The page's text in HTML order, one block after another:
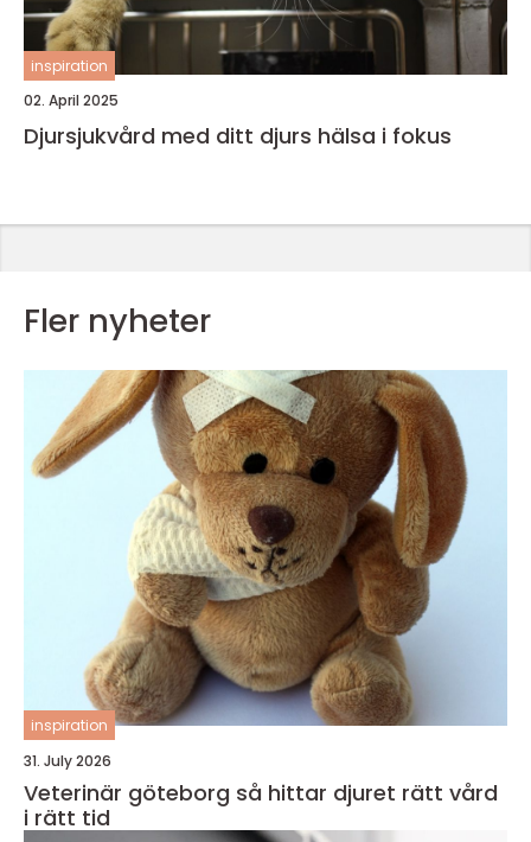
inspiration
02. April 2025
Djursjukvård med ditt djurs hälsa i fokus
Fler nyheter
inspiration
31. July 2026
Veterinär göteborg så hittar djuret rätt vård
i rätt tid